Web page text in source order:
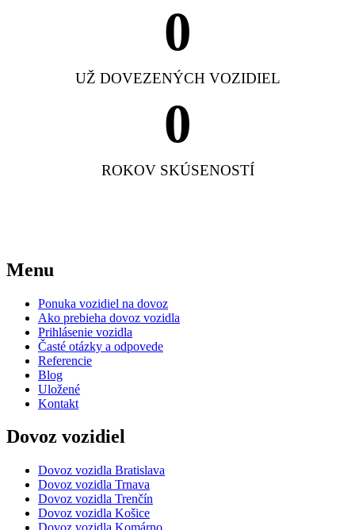
UŽ DOVEZENÝCH VOZIDIEL
0
ROKOV SKÚSENOSTÍ
0
Menu
Ponuka vozidiel na dovoz
Ako prebieha dovoz vozidla
Prihlásenie vozidla
Časté otázky a odpovede
Referencie
Blog
Uložené
Kontakt
Dovoz vozidiel
Dovoz vozidla Bratislava
Dovoz vozidla Trnava
Dovoz vozidla Trenčín
Dovoz vozidla Košice